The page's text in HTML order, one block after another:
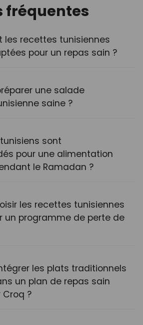
fréquentes
les recettes tunisiennes
pour un repas sain ?
une salade
saine ?
sont
pour une alimentation
le Ramadan ?
les recettes tunisiennes
un programme de perte de
les plats traditionnels
un plan de repas sain
?